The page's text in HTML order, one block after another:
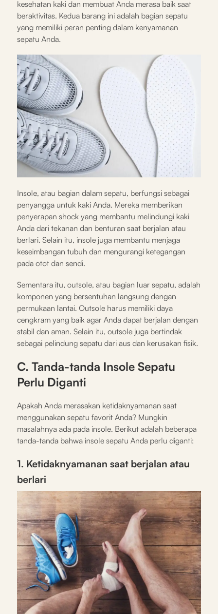
kesehatan kaki dan membuat Anda merasa baik saat
beraktivitas. Kedua barang ini adalah bagian sepatu
yang memiliki peran penting dalam kenyamanan
sepatu Anda.
Insole, atau bagian dalam sepatu, berfungsi sebagai
penyangga untuk kaki Anda. Mereka memberikan
penyerapan shock yang membantu melindungi kaki
Anda dari tekanan dan benturan saat berjalan atau
berlari. Selain itu, insole juga membantu menjaga
keseimbangan tubuh dan mengurangi ketegangan
pada otot dan sendi.
Sementara itu, outsole, atau bagian luar sepatu, adalah
komponen yang bersentuhan langsung dengan
permukaan lantai. Outsole harus memiliki daya
cengkram yang baik agar Anda dapat berjalan dengan
stabil dan aman. Selain itu, outsole juga bertindak
sebagai pelindung sepatu dari aus dan kerusakan fisik.
C. Tanda-tanda Insole Sepatu
Perlu Diganti
Apakah Anda merasakan ketidaknyamanan saat
menggunakan sepatu favorit Anda? Mungkin
masalahnya ada pada insole. Berikut adalah beberapa
tanda-tanda bahwa insole sepatu Anda perlu diganti:
1. Ketidaknyamanan saat berjalan atau
berlari